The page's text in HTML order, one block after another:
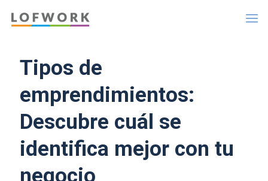
Tipos de
emprendimientos:
Descubre cuál se
identifica mejor con tu
negocio